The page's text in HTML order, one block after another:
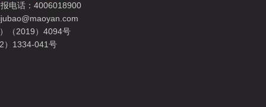
电话：4006018900
（2019）4094号
）1334-041号